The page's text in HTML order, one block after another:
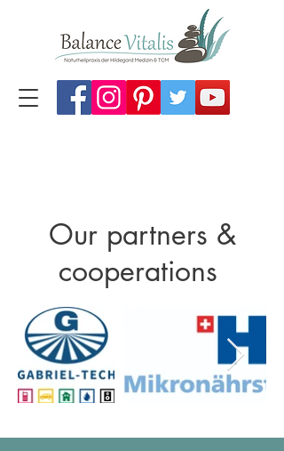
Our partners &
cooperations